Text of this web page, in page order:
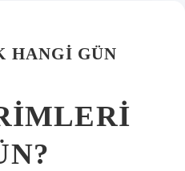
HANGI GÜN